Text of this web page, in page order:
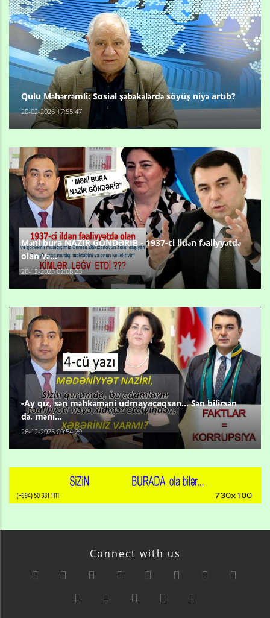
Qulu Məhərrəmli: Sosial şəbəkələrdə söyüş niyə artıb?
20-02-2026 17:55:47
Məni bura NAZİR GÖNDƏRİB - 1937-ci ildən fəaliyyətdə
olan və...
26-12-2025 02:08:23
-Ay qız, sən məhkəməni udmayacaqsan... Sən bilirsən
də, məni...
26-12-2025 00:54:29
Connect with us